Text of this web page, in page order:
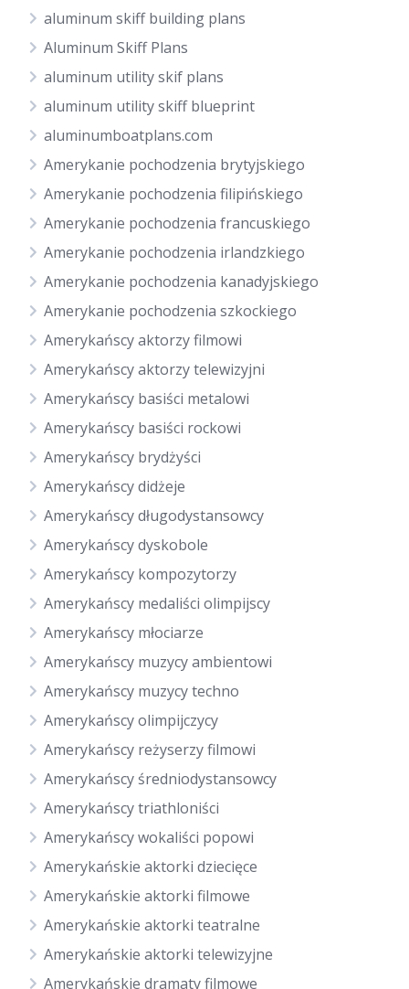
aluminum skiff building plans
Aluminum Skiff Plans
aluminum utility skif plans
aluminum utility skiff blueprint
aluminumboatplans.com
Amerykanie pochodzenia brytyjskiego
Amerykanie pochodzenia filipińskiego
Amerykanie pochodzenia francuskiego
Amerykanie pochodzenia irlandzkiego
Amerykanie pochodzenia kanadyjskiego
Amerykanie pochodzenia szkockiego
Amerykańscy aktorzy filmowi
Amerykańscy aktorzy telewizyjni
Amerykańscy basiści metalowi
Amerykańscy basiści rockowi
Amerykańscy brydżyści
Amerykańscy didżeje
Amerykańscy długodystansowcy
Amerykańscy dyskobole
Amerykańscy kompozytorzy
Amerykańscy medaliści olimpijscy
Amerykańscy młociarze
Amerykańscy muzycy ambientowi
Amerykańscy muzycy techno
Amerykańscy olimpijczycy
Amerykańscy reżyserzy filmowi
Amerykańscy średniodystansowcy
Amerykańscy triathloniści
Amerykańscy wokaliści popowi
Amerykańskie aktorki dziecięce
Amerykańskie aktorki filmowe
Amerykańskie aktorki teatralne
Amerykańskie aktorki telewizyjne
Amerykańskie dramaty filmowe